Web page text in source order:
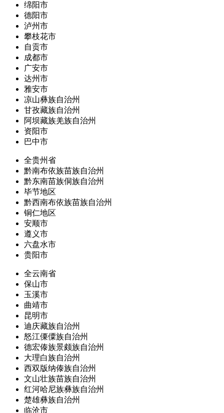
绵阳市
德阳市
泸州市
攀枝花市
自贡市
成都市
广安市
达州市
雅安市
凉山彝族自治州
甘孜藏族自治州
阿坝藏族羌族自治州
资阳市
巴中市
全贵州省
黔南布依族苗族自治州
黔东南苗族侗族自治州
毕节地区
黔西南布依族苗族自治州
铜仁地区
安顺市
遵义市
六盘水市
贵阳市
全云南省
保山市
玉溪市
曲靖市
昆明市
迪庆藏族自治州
怒江傈僳族自治州
德宏傣族景颇族自治州
大理白族自治州
西双版纳傣族自治州
文山壮族苗族自治州
红河哈尼族彝族自治州
楚雄彝族自治州
临沧市